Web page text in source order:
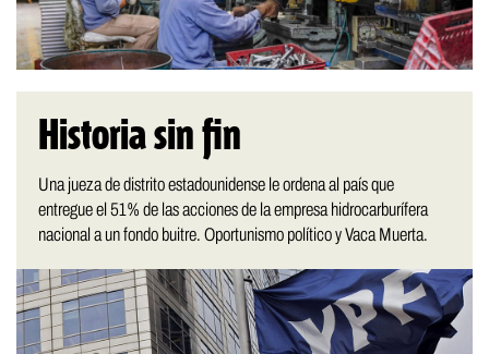
Historia sin fin
Una jueza de distrito estadounidense le ordena al país que
entregue el 51% de las acciones de la empresa hidrocarburífera
nacional a un fondo buitre. Oportunismo político y Vaca Muerta.